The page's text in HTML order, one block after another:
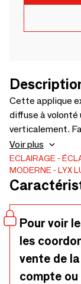
Cette applique
diffuse à volonté
verticalement.
d’extérieur AP
architectures,
Structure acier
haut / bas / les
Voir plus
ECLAIRAGE
MODERNE
LYX
Pour voir
les
vente de
compte